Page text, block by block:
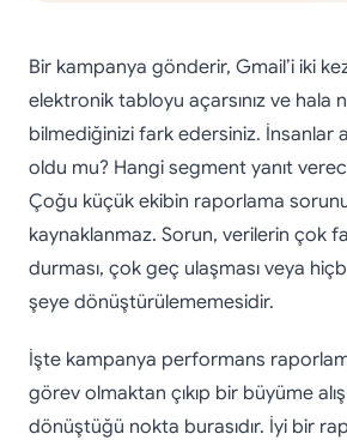
Bir kampanya gönderir, Gmail’i iki
elektronik tabloyu açarsınız ve hala
bilmediğinizi fark edersiniz. İnsanlar
oldu mu? Hangi segment yanıt
Çoğu küçük ekibin raporlama
kaynaklanmaz. Sorun, verilerin çok
durması, çok geç ulaşması veya
şeye dönüştürülememesidir.
İşte kampanya performans
görev olmaktan çıkıp bir büyüme
dönüştüğü nokta burasıdır. İyi bir